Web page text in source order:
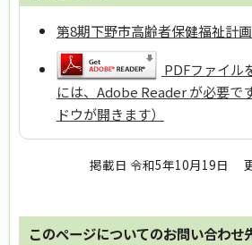
第8期下野市高齢者保健福祉計画
PDFファイル
には、Adobe Reader が必要で
ドウが開きます）
掲載日 令和5年10月19日
このページについてのお問い合わせ